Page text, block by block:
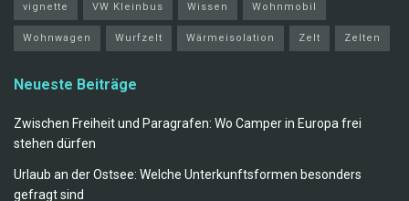
vignette VW Kleinbus Wissen Wohnmobil
Wohnwagen Wurfzelt Wärmeisolation Zelt Zelten
Neueste Beiträge
Zwischen Freiheit und Paragrafen: Wo Camper in Europa frei
stehen dürfen
Urlaub an der Ostsee: Welche Unterkunftsformen besonders
gefragt sind